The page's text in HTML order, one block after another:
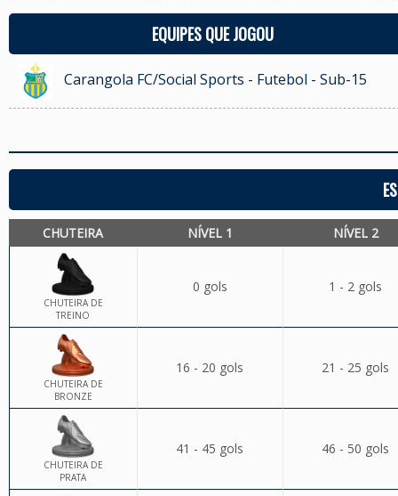
EQUIPES QUE JOGOU
Carangola FC/Social Sports - Futebol - Sub-15
CHUTEIRA NÍVEL 1 NÍVEL 2
CHUTEIRA DE
TREINO
0 gols 1 - 2 gols
CHUTEIRA DE
BRONZE
16 - 20 gols 21 - 25 gols
CHUTEIRA DE
PRATA
41 - 45 gols 46 - 50 gols